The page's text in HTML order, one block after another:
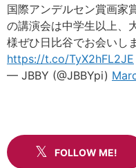
国際アンデルセン賞画家
の講演会は中学生以上
様ぜひ日比谷でお会いし
https://t.co/TyX2hFL2JE
— JBBY (@JBBYpi)
FOLLOW ME!